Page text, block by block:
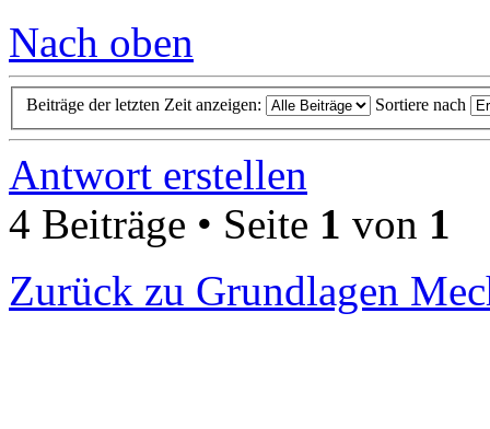
Nach oben
Beiträge der letzten Zeit anzeigen: Sortiere nach
Antwort erstellen
4 Beiträge • Seite 1 von 1
Zurück zu Grundlagen